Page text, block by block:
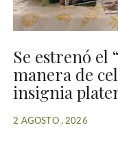
Se estrenó el
manera de
insignia
2 AGOSTO , 2026